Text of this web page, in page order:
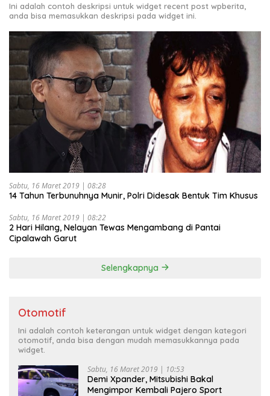
Ini adalah contoh deskripsi untuk widget recent post wpberita,
anda bisa memasukkan deskripsi pada widget ini.
Sabtu, 16 Maret 2019 | 08:28
14 Tahun Terbunuhnya Munir, Polri Didesak Bentuk Tim Khusus
Sabtu, 16 Maret 2019 | 08:22
2 Hari Hilang, Nelayan Tewas Mengambang di Pantai
Cipalawah Garut
Selengkapnya
Otomotif
Ini adalah contoh keterangan untuk widget dengan kategori
otomotif, anda bisa dengan mudah memasukkannya pada
widget.
Sabtu, 16 Maret 2019 | 10:53
Demi Xpander, Mitsubishi Bakal
Mengimpor Kembali Pajero Sport